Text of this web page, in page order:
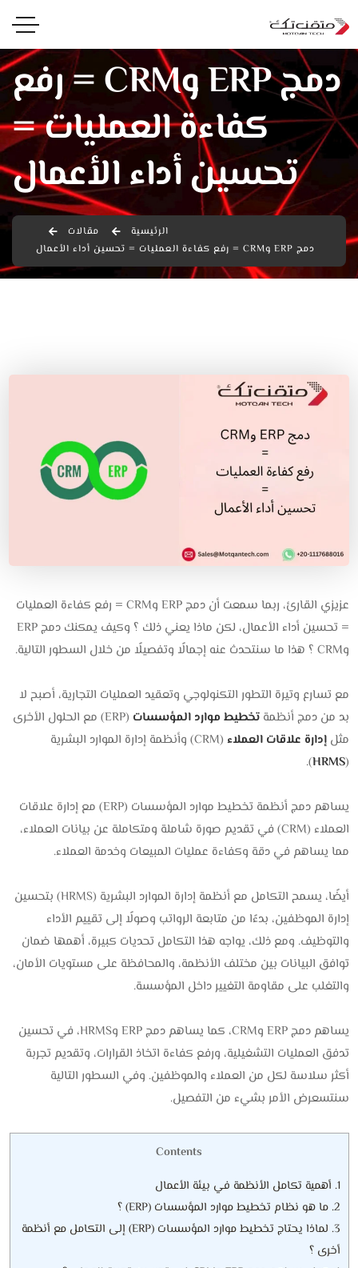
دمج ERP وCRM = رفع
كفاءة العمليات =
تحسين أداء الأعمال
الرئيسية
مقالات
دمج ERP وCRM = رفع كفاءة العمليات = تحسين أداء الأعمال
عزيزي القارئ، ربما سمعت أن دمج ERP وCRM = رفع كفاءة العمليات
= تحسين أداء الأعمال، لكن ماذا يعني ذلك ؟ وكيف يمكنك دمج ERP
وCRM ؟ هذا ما سنتحدث عنه إجمالًا وتفصيلًا من خلال السطور التالية.
مع تسارع وتيرة التطور التكنولوجي وتعقيد العمليات التجارية، أصبح لا
بد من دمج أنظمةتخطيط موارد المؤسسات
(ERP) مع الحلول الأخرى
مثلإدارة علاقات العملاء
(CRM) وأنظمة إدارة الموارد البشرية
(
HRMS
).
يساهم دمج أنظمة تخطيط موارد المؤسسات (ERP) مع إدارة علاقات
العملاء (CRM) في تقديم صورة شاملة ومتكاملة عن بيانات العملاء،
مما يساهم في دقة وكفاءة عمليات المبيعات وخدمة العملاء.
أيضًا، يسمح التكامل مع أنظمة إدارة الموارد البشرية (HRMS) بتحسين
إدارة الموظفين، بدءًا من متابعة الرواتب وصولًا إلى تقييم الأداء
والتوظيف. ومع ذلك، يواجه هذا التكامل تحديات كبيرة، أهمها ضمان
توافق البيانات بين مختلف الأنظمة، والمحافظة على مستويات الأمان،
والتغلب على مقاومة التغيير داخل المؤسسة.
يساهم دمج ERP وCRM، كما يساهم دمج ERP وHRMS، في تحسين
تدفق العمليات التشغيلية، ورفع كفاءة اتخاذ القرارات، وتقديم تجربة
أكثر سلاسة لكل من العملاء والموظفين. وفي السطور التالية
سنتسعرض الأمر بشيء من التفصيل.
Contents
1. أهمية تكامل الأنظمة في بيئة الأعمال
2. ما هو نظام تخطيط موارد المؤسسات (ERP) ؟
3.
لماذا يحتاج تخطيط موارد المؤسسات (ERP) إلى التكامل مع أنظمة
أخرى ؟